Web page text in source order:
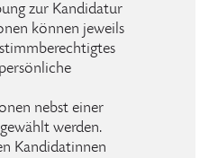
zur Kandidatur
können jeweils
nebst einer
werden.
Kandidatinnen